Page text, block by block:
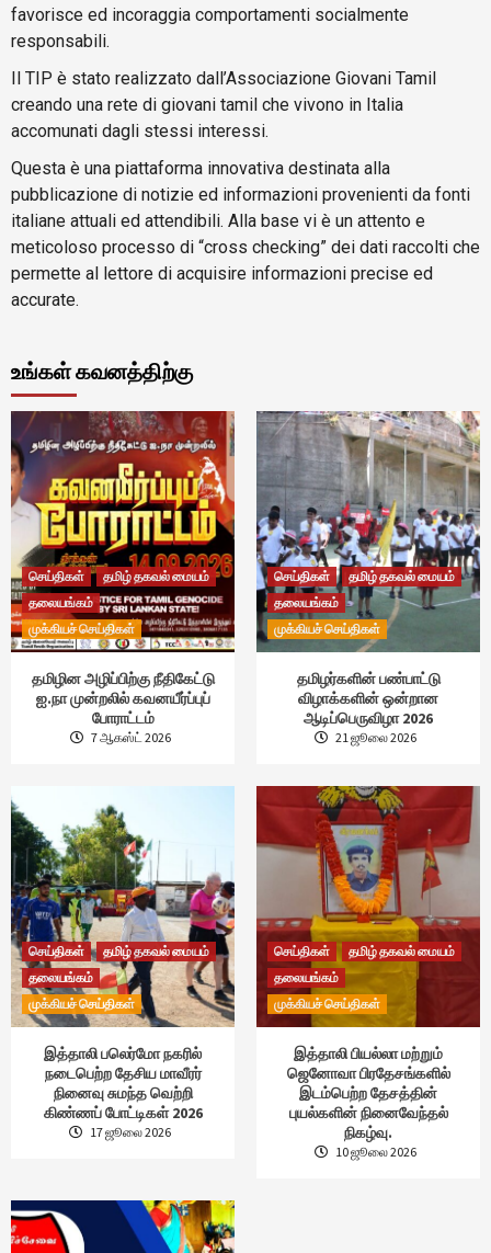
favorisce ed incoraggia comportamenti socialmente
responsabili.
Il TIP è stato realizzato dall’Associazione Giovani Tamil
creando una rete di giovani tamil che vivono in Italia
accomunati dagli stessi interessi.
Questa è una piattaforma innovativa destinata alla
pubblicazione di notizie ed informazioni provenienti da fonti
italiane attuali ed attendibili. Alla base vi è un attento e
meticoloso processo di “cross checking” dei dati raccolti che
permette al lettore di acquisire informazioni precise ed
accurate.
உங்கள் கவனத்திற்கு
செய்திகள்
தமிழ் தகவல் மையம்
தலையங்கம்
முக்கியச் செய்திகள்
தமிழின அழிப்பிற்கு நீதிகேட்டு
ஐ.நா முன்றலில் கவனயீர்ப்புப்
போராட்டம்
7 ஆகஸ்ட் 2026
செய்திகள்
தமிழ் தகவல் மையம்
தலையங்கம்
முக்கியச் செய்திகள்
தமிழர்களின் பண்பாட்டு
விழாக்களின் ஒன்றான
ஆடிப்பெருவிழா 2026
21 ஜூலை 2026
செய்திகள்
தமிழ் தகவல் மையம்
தலையங்கம்
முக்கியச் செய்திகள்
இத்தாலி பலெர்மோ நகரில்
நடைபெற்ற தேசிய மாவீரர்
நினைவு சுமந்த வெற்றி
கிண்ணப் போட்டிகள் 2026
17 ஜூலை 2026
செய்திகள்
தமிழ் தகவல் மையம்
தலையங்கம்
முக்கியச் செய்திகள்
இத்தாலி பியல்லா மற்றும்
ஜெனோவா பிரதேசங்களில்
இடம்பெற்ற தேசத்தின்
புயல்களின் நினைவேந்தல்
நிகழ்வு.
10 ஜூலை 2026